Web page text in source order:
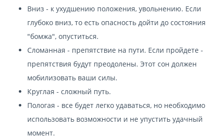
Вниз - к ухудшению положения, увольнению. Если
глубоко вниз, то есть опасность дойти до состояния
"бомжа", опуститься.
Сломанная - препятствие на пути. Если пройдете -
препятствия будут преодолены. Этот сон должен
мобилизовать ваши силы.
Круглая - сложный путь.
Пологая - все будет легко удаваться, но необходимо
использовать возможности и не упустить удачный
момент.